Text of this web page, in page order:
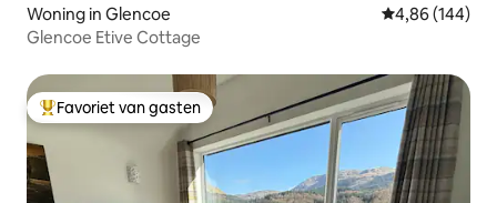
Woning in Glencoe Gemiddelde
4,86 (144)
Glencoe Etive Cottage
Topfavoriet van gasten
Favoriet van gasten